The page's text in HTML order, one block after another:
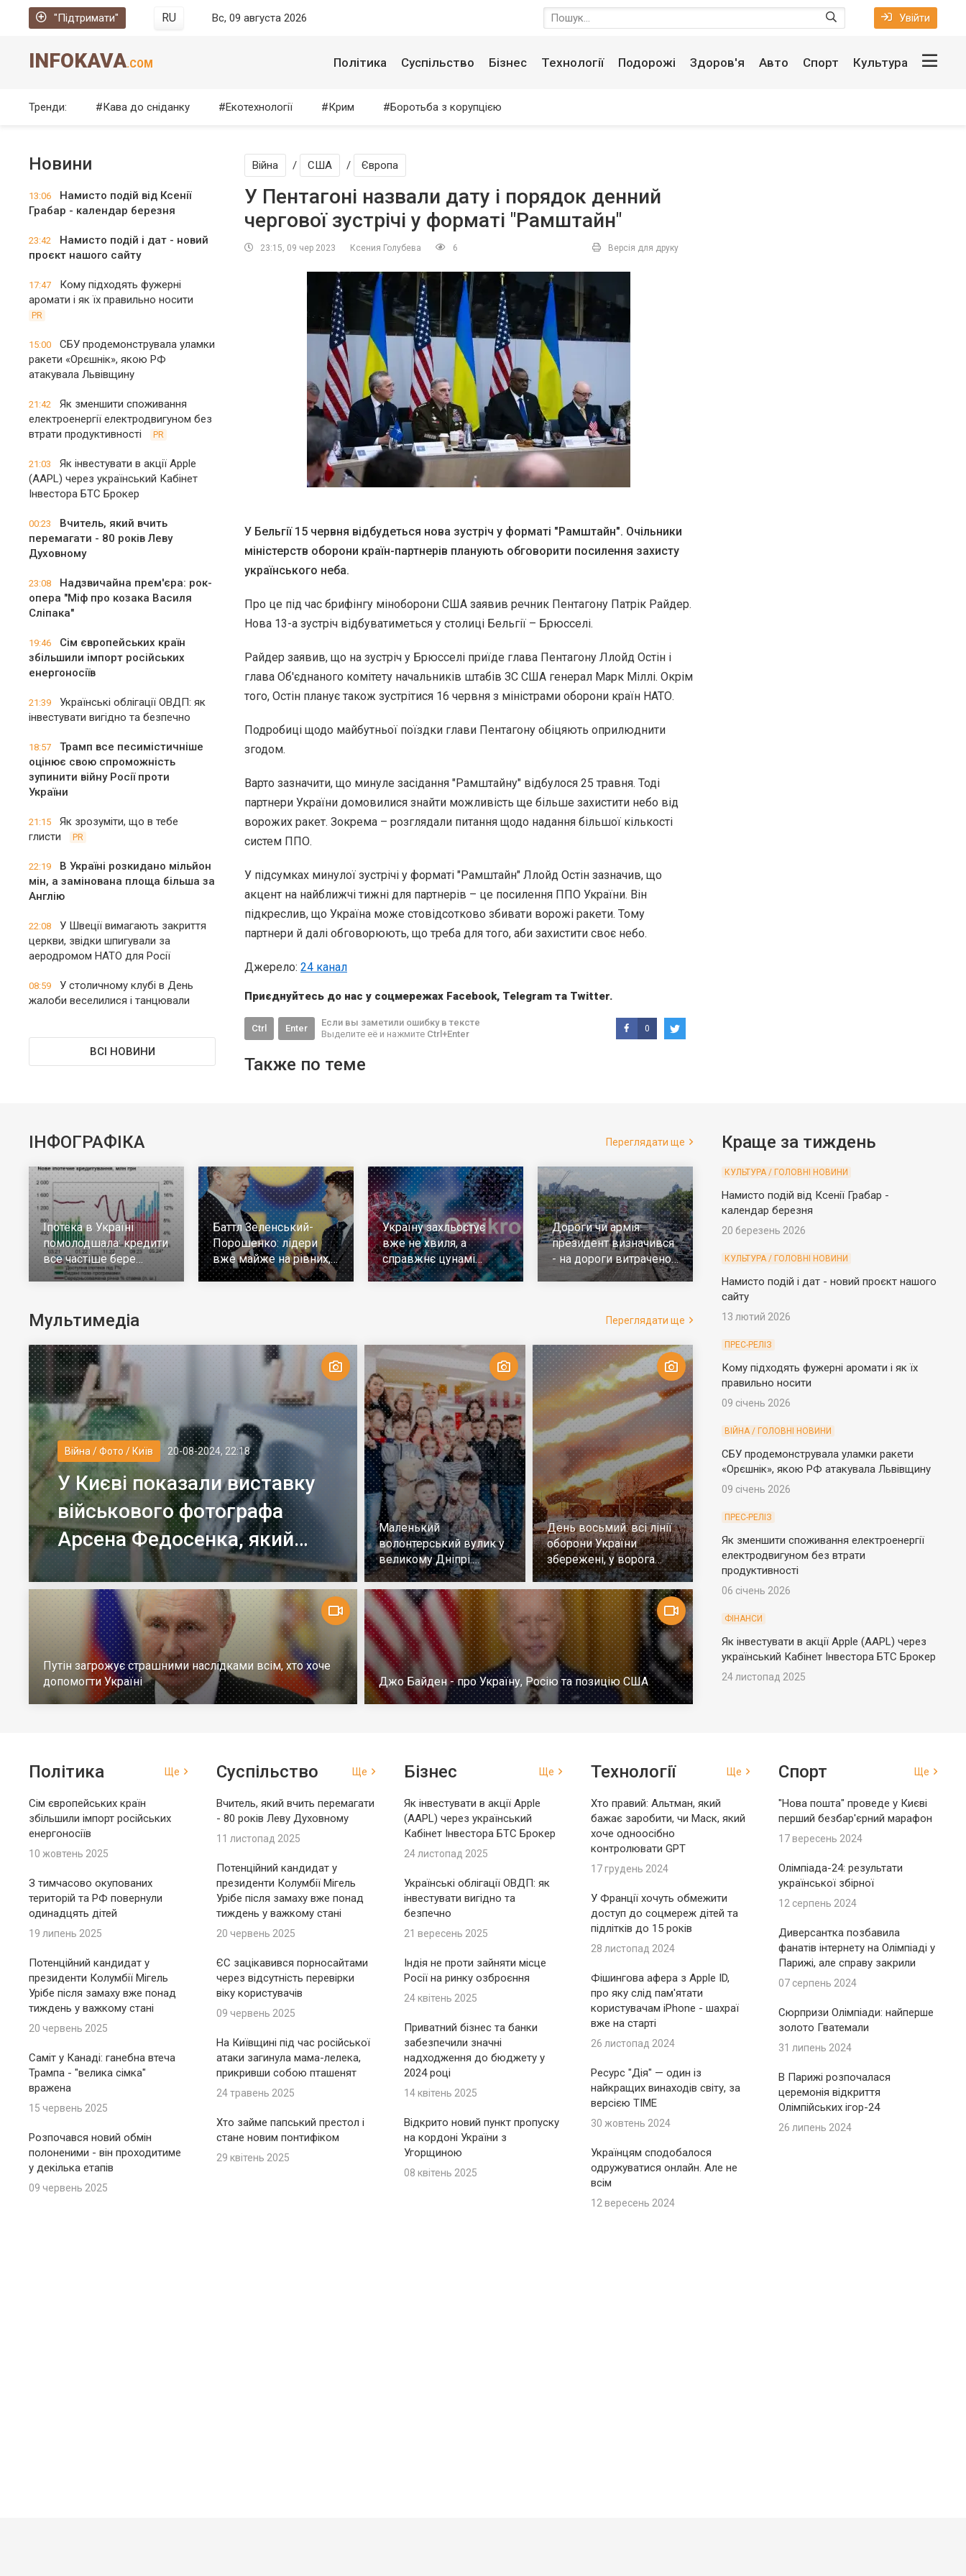
"Підтримати" RU Вс, 09 августа 2026 Увійти
INFOKAVA.COM Політика Суспільство Бізнес Технології Подорожі Здоров'я Авто Спорт Культура
Тренди: Кава до сніданку Екотехнології Крим Боротьба з корупцією
Новини
13:06
Намисто подій від Ксенії
Грабар - календар березня
23:42
Намисто подій і дат - новий
проєкт нашого сайту
17:47
Кому підходять фужерні
аромати і як їх правильно носити
PR
15:00
СБУ продемонструвала уламки
ракети «Орєшнік», якою РФ
атакувала Львівщину
21:42
Як зменшити споживання
електроенергії електродвигуном без
втрати продуктивності
PR
21:03
Як інвестувати в акції Apple
(AAPL) через український Кабінет
Інвестора БТС Брокер
00:23
Вчитель, який вчить
перемагати - 80 років Леву
Духовному
23:08
Надзвичайна прем'єра: рок-
опера "Міф про козака Василя
Сліпака"
19:46
Сім європейських країн
збільшили імпорт російських
енергоносіїв
21:39
Українські облігації ОВДП: як
інвестувати вигідно та безпечно
18:57
Трамп все песимістичніше
оцінює свою спроможність
зупинити війну Росії проти
України
21:15
Як зрозуміти, що в тебе
глисти
PR
22:19
В Україні розкидано мільйон
мін, а замінована площа більша за
Англію
22:08
У Швеції вимагають закриття
церкви, звідки шпигували за
аеродромом НАТО для Росії
08:59
У столичному клубі в День
жалоби веселилися і танцювали
ВСІ НОВИНИ
Війна / США / Європа
У Пентагоні назвали дату і порядок денний
чергової зустрічі у форматі "Рамштайн"
23:15, 09 чер 2023 Ксения Голубева 6 Версія для друку
У Бельгії 15 червня відбудеться нова зустріч у форматі "Рамштайн". Очільники
міністерств оборони країн-партнерів планують обговорити посилення захисту
українського неба.
Про це під час брифінгу міноборони США заявив речник Пентагону Патрік Райдер.
Нова 13-а зустріч відбуватиметься у столиці Бельгії – Брюсселі.
Райдер заявив, що на зустріч у Брюсселі приїде глава Пентагону Ллойд Остін і
глава Об'єднаного комітету начальників штабів ЗС США генерал Марк Міллі. Окрім
того, Остін планує також зустрітися 16 червня з міністрами оборони країн НАТО.
Подробиці щодо майбутньої поїздки глави Пентагону обіцяють оприлюднити
згодом.
Варто зазначити, що минуле засідання "Рамштайну" відбулося 25 травня. Тоді
партнери України домовилися знайти можливість ще більше захистити небо від
ворожих ракет. Зокрема – розглядали питання щодо надання більшої кількості
систем ППО.
У підсумках минулої зустрічі у форматі "Рамштайн" Ллойд Остін зазначив, що
акцент на найближчі тижні для партнерів – це посилення ППО України. Він
підкреслив, що Україна може стовідсотково збивати ворожі ракети. Тому
партнери й далі обговорюють, що треба для того, аби захистити своє небо.
Джерело: 24 канал
Приєднуйтесь до нас у соцмережах Facebook, Telegram та Twitter.
Ctrl Enter
Если вы заметили ошибку в тексте
Выделите её и нажмите Ctrl+Enter 0
Также по теме
ІНФОГРАФІКА Переглядати ще
Іпотека в Україні
помолодшала: кредити
все частіше бере
молодь до 30 років
Баттл Зеленський-
Порошенко: лідери
вже майже на рівних,
але багато тих, хто не
Україну захльостує
вже не хвиля, а
справжнє цунамі
ковіда. Що робити
Дороги чи армія:
президент визначився
- на дороги витрачено
у 10 разів більше
Мультимедіа Переглядати ще
Війна / Фото / Київ 20-08-2024, 22:18
У Києві показали виставку
військового фотографа
Арсена Федосенка, який
загинув на війні
Маленький
волонтерський вулик у
великому Дніпрі.
Репортаж
День восьмий: всі лінії
оборони України
збережені, у ворога
немає успіху
Путін загрожує страшними наслідками всім, хто хоче
допомогти Україні
Джо Байден - про Україну, Росію та позицію США
Краще за тиждень
КУЛЬТУРА / ГОЛОВНІ НОВИНИ
Намисто подій від Ксенії Грабар -
календар березня
20 березень 2026
КУЛЬТУРА / ГОЛОВНІ НОВИНИ
Намисто подій і дат - новий проєкт нашого
сайту
13 лютий 2026
ПРЕС-РЕЛІЗ
Кому підходять фужерні аромати і як їх
правильно носити
09 січень 2026
ВІЙНА / ГОЛОВНІ НОВИНИ
СБУ продемонструвала уламки ракети
«Орєшнік», якою РФ атакувала Львівщину
09 січень 2026
ПРЕС-РЕЛІЗ
Як зменшити споживання електроенергії
електродвигуном без втрати
продуктивності
06 січень 2026
ФІНАНСИ
Як інвестувати в акції Apple (AAPL) через
український Кабінет Інвестора БТС Брокер
24 листопад 2025
Політика Ще
Сім європейських країн
збільшили імпорт російських
енергоносіїв
10 жовтень 2025
З тимчасово окупованих
територій та РФ повернули
одинадцять дітей
19 липень 2025
Потенційний кандидат у
президенти Колумбії Мігель
Урібе після замаху вже понад
тиждень у важкому стані
20 червень 2025
Саміт у Канаді: ганебна втеча
Трампа - "велика сімка"
вражена
15 червень 2025
Розпочався новий обмін
полоненими - він проходитиме
у декілька етапів
09 червень 2025
Суспільство Ще
Вчитель, який вчить перемагати
- 80 років Леву Духовному
11 листопад 2025
Потенційний кандидат у
президенти Колумбії Мігель
Урібе після замаху вже понад
тиждень у важкому стані
20 червень 2025
ЄС зацікавився порносайтами
через відсутність перевірки
віку користувачів
09 червень 2025
На Київщині під час російської
атаки загинула мама-лелека,
прикривши собою пташенят
24 травень 2025
Хто займе папський престол і
стане новим понтифіком
29 квітень 2025
Бізнес Ще
Як інвестувати в акції Apple
(AAPL) через український
Кабінет Інвестора БТС Брокер
24 листопад 2025
Українські облігації ОВДП: як
інвестувати вигідно та
безпечно
21 вересень 2025
Індія не проти зайняти місце
Росії на ринку озброєння
24 квітень 2025
Приватний бізнес та банки
забезпечили значні
надходження до бюджету у
2024 році
14 квітень 2025
Відкрито новий пункт пропуску
на кордоні України з
Угорщиною
08 квітень 2025
Технології Ще
Хто правий: Альтман, який
бажає заробити, чи Маск, який
хоче одноосібно
контролювати GPT
17 грудень 2024
У Франції хочуть обмежити
доступ до соцмереж дітей та
підлітків до 15 років
28 листопад 2024
Фішингова афера з Apple ID,
про яку слід пам'ятати
користувачам iPhone - шахраї
вже на старті
26 листопад 2024
Ресурс "Дія" — один із
найкращих винаходів світу, за
версією TIME
30 жовтень 2024
Українцям сподобалося
одружуватися онлайн. Але не
всім
12 вересень 2024
Спорт Ще
"Нова пошта" проведе у Києві
перший безбар'єрний марафон
17 вересень 2024
Олімпіада-24: результати
української збірної
12 серпень 2024
Диверсантка позбавила
фанатів інтернету на Олімпіаді у
Парижі, але справу закрили
07 серпень 2024
Сюрпризи Олімпіади: найперше
золото Гватемали
31 липень 2024
В Парижі розпочалася
церемонія відкриття
Олімпійських ігор-24
26 липень 2024